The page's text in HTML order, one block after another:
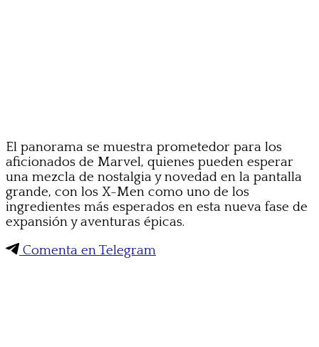
El panorama se muestra prometedor para los
aficionados de Marvel, quienes pueden esperar
una mezcla de nostalgia y novedad en la pantalla
grande, con los X-Men como uno de los
ingredientes más esperados en esta nueva fase de
expansión y aventuras épicas.
Comenta en Telegram